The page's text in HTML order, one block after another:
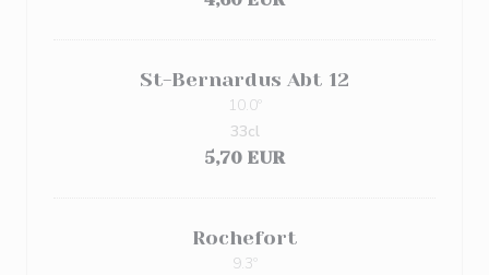
St-Bernardus Abt 12
10.0º
5,70 EUR
33cl
Rochefort
9.3º